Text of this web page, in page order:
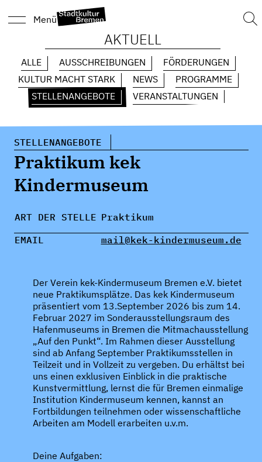
Menü
AKTUELL
ALLE AUSSCHREIBUNGEN
FÖRDERUNGEN
KULTUR MACHT STARK
NEWS
PROGRAMME
STELLENANGEBOTE
VERANSTALTUNGEN
STELLENANGEBOTE
Praktikum kek
Kindermuseum
ART DER STELLE Praktikum
EMAIL
mail@kek-kindermuseum.de
Der Verein kek-Kindermuseum Bremen e.V. bietet
neue Praktikumsplätze. Das kek Kindermuseum
präsentiert vom 13.September 2026 bis zum 14.
Februar 2027 im Sonderausstellungsraum des
Hafenmuseums in Bremen die Mitmachausstellung
„Auf den Punkt“. Im Rahmen dieser Ausstellung
sind ab Anfang September Praktikumsstellen in
Teilzeit und in Vollzeit zu vergeben. Du erhältst bei
uns einen exklusiven Einblick in die praktische
Kunstvermittlung, lernst die für Bremen einmalige
Institution Kindermuseum kennen, kannst an
Fortbildungen teilnehmen oder wissenschaftliche
Arbeiten am Modell erarbeiten u.v.m.
Deine Aufgaben: